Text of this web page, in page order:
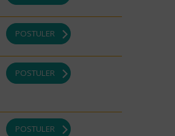
POSTULER
POSTULER
POSTULER